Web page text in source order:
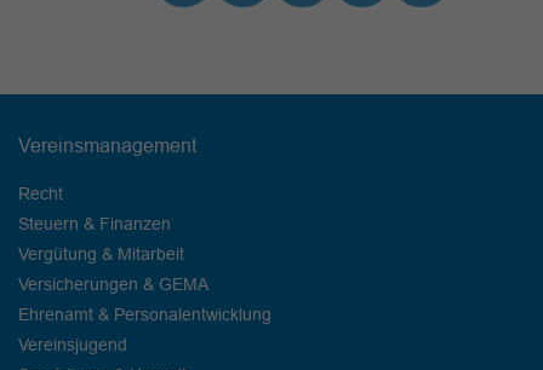
Vereinsmanagement
Recht
Steuern & Finanzen
Vergütung & Mitarbeit
Versicherungen & GEMA
Ehrenamt & Personalentwicklung
Vereinsjugend